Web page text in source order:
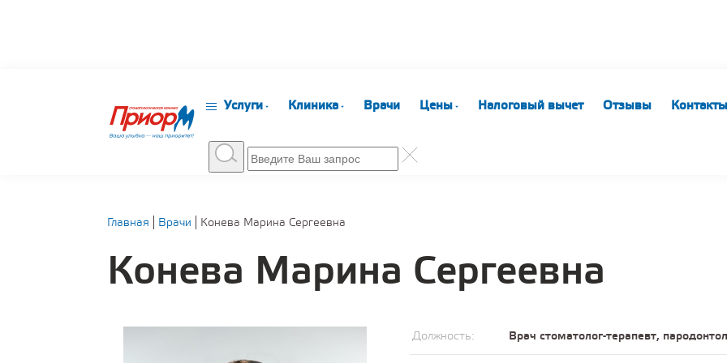
Услуги Клиника Врачи Цены Налоговый вычет Отзывы Контакты
Главная Врачи Конева Марина Сергеевна
Конева Марина Сергеевна
Должность: Врач стоматолог-терапевт,